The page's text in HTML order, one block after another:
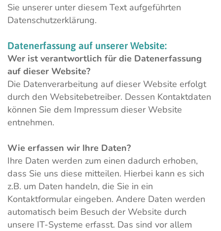
Sie unserer unter diesem Text aufgeführten
Datenschutzerklärung.
Datenerfassung auf unserer Website:
Wer ist verantwortlich für die Datenerfassung
auf dieser Website?
Die Datenverarbeitung auf dieser Website erfolgt
durch den Websitebetreiber. Dessen Kontaktdaten
können Sie dem Impressum dieser Website
entnehmen.
Wie erfassen wir Ihre Daten?
Ihre Daten werden zum einen dadurch erhoben,
dass Sie uns diese mitteilen. Hierbei kann es sich
z.B. um Daten handeln, die Sie in ein
Kontaktformular eingeben. Andere Daten werden
automatisch beim Besuch der Website durch
unsere IT-Systeme erfasst. Das sind vor allem